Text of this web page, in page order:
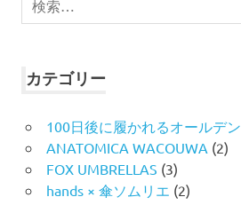
索
カテゴリー
100日後に履かれるオールデン
ANATOMICA WACOUWA (2)
FOX UMBRELLAS (3)
hands × 傘ソムリエ (2)